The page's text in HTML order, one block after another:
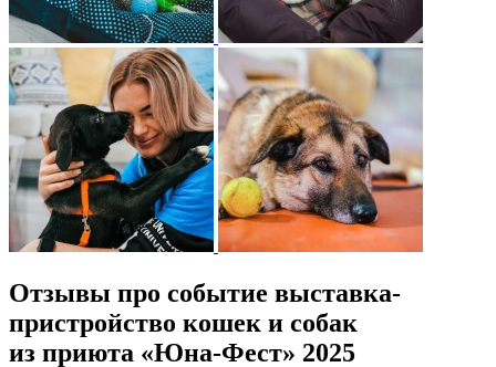
Отзывы про событие выставка-
пристройство кошек и собак
из приюта «Юна-Фест» 2025